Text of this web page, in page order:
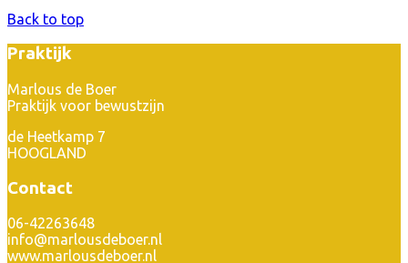
Back to top
Praktijk
Marlous de Boer
Praktijk voor bewustzijn
de Heetkamp 7
HOOGLAND
Contact
06-42263648
info@marlousdeboer.nl
www.marlousdeboer.nl